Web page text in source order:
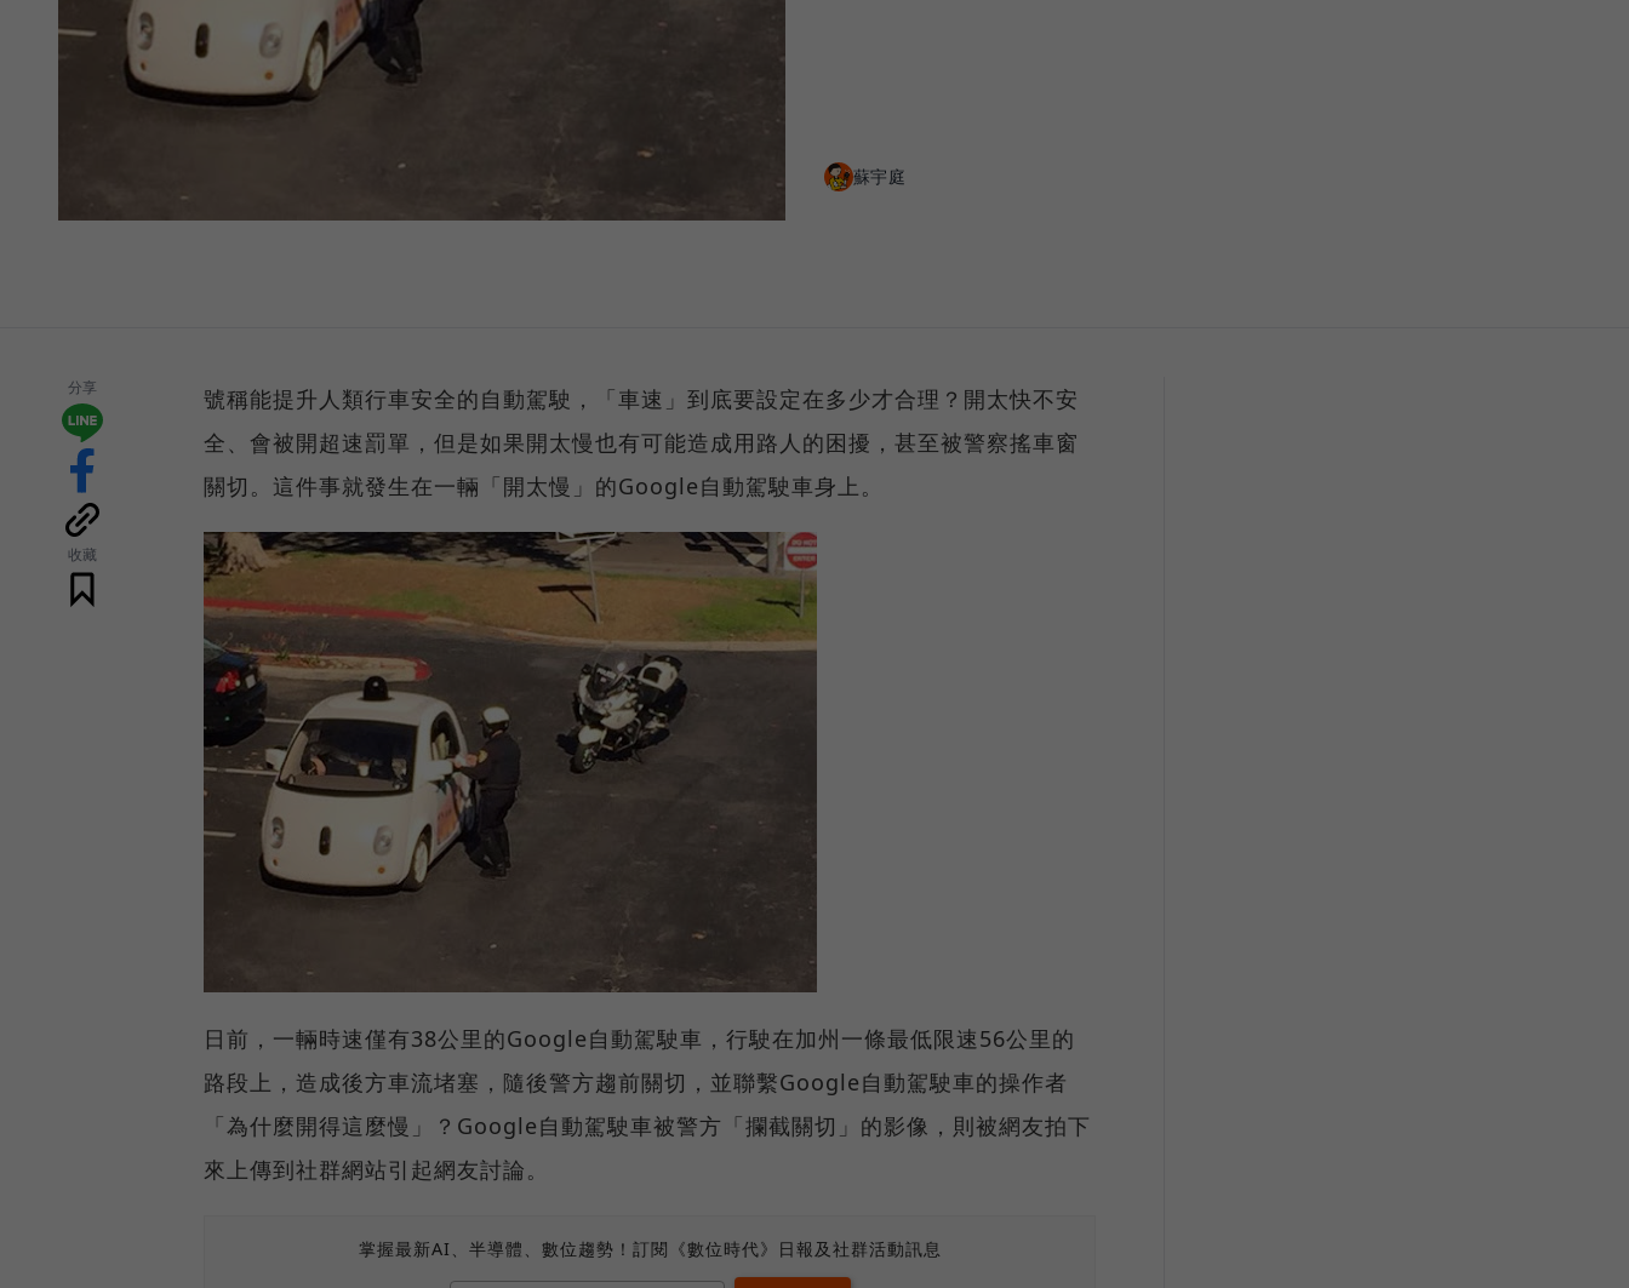
蘇宇庭
分享
收藏
號稱能提升人類行車安全的自動駕駛，「車速」到底要設定在多少才合理？開太快不安
全、會被開超速罰單，但是如果開太慢也有可能造成用路人的困擾，甚至被警察搖車窗
關切。這件事就發生在一輛「開太慢」的Google自動駕駛車身上。
日前，一輛時速僅有38公里的Google自動駕駛車，行駛在加州一條最低限速56公里的
路段上，造成後方車流堵塞，隨後警方趨前關切，並聯繫Google自動駕駛車的操作者
「為什麼開得這麼慢」？Google自動駕駛車被警方「攔截關切」的影像，則被網友拍下
來上傳到社群網站引起網友討論。
掌握最新AI、半導體、數位趨勢！訂閱《數位時代》日報及社群活動訊息